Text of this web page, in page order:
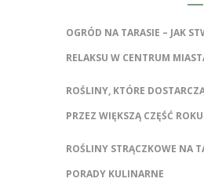
OGRÓD NA TARASIE – JAK
RELAKSU W CENTRUM
ROŚLINY, KTÓRE
PRZEZ WIĘKSZĄ CZĘŚĆ ROKU
ROŚLINY STRĄCZKOWE NA
PORADY KULINARNE